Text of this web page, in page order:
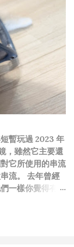
暫玩過 2023 年
，雖然它主要還
它所使用的串流
流。 去年曾經
一樣你覺得有可